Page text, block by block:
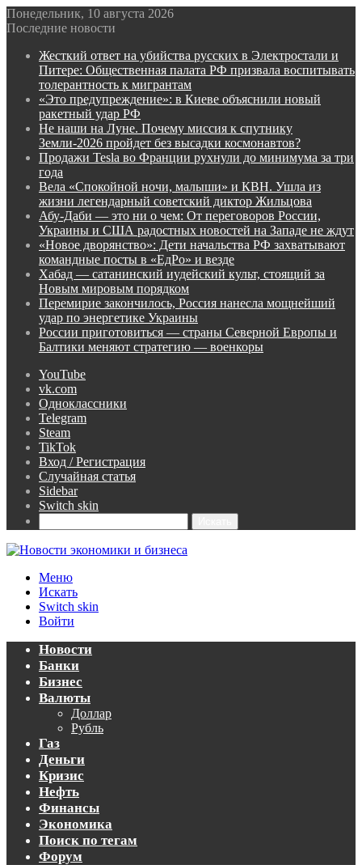
Понедельник, 10 августа 2026
Последние новости
Жесткий ответ на убийства русских в Электростали и
Питере: Общественная палата РФ призвала воспитывать
толерантность к мигрантам
«Это предупреждение»: в Киеве объяснили новый
ракетный удар РФ
Не наши на Луне. Почему миссия к спутнику
Земли-2026 пройдет без высадки космонавтов?
Продажи Tesla во Франции рухнули до минимума за три
года
Вела «Спокойной ночи, малыши» и КВН. Ушла из
жизни легендарный советский диктор Жильцова
Абу-Даби — это ни о чем: От переговоров России,
Украины и США радостных новостей на Западе не ждут
«Новое дворянство»: Дети начальства РФ захватывают
командные посты в «ЕдРо» и везде
Хабад — сатанинский иудейский культ, стоящий за
Новым мировым порядком
Перемирие закончилось, Россия нанесла мощнейший
удар по энергетике Украины
России приготовиться — страны Северной Европы и
Балтики меняют стратегию — военкоры
YouTube
vk.com
Одноклассники
Telegram
Steam
TikTok
Вход / Регистрация
Случайная статья
Sidebar
Switch skin
Меню
Искать
Switch skin
Войти
Новости
Банки
Бизнес
Валюты
Доллар
Рубль
Газ
Деньги
Кризис
Нефть
Финансы
Экономика
Поиск по тегам
Форум